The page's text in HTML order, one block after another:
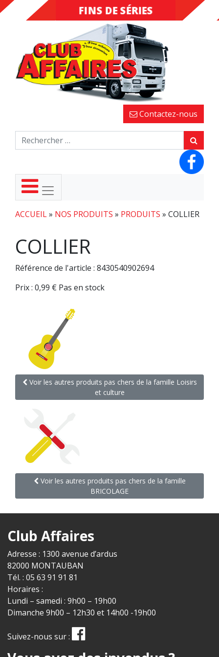
DESTOCKAGE
FINS DE SÉRIES
Contactez-nous
ACCUEIL» NOS PRODUITS » PRODUITS » COLLIER
COLLIER
Référence de l'article : 8430540902694
Prix : 0,99 € Pas en stock
Voir les autres produits pas chers de la famille Loisirs
et culture
Voir les autres produits pas chers de la famille
BRICOLAGE
Club Affaires
Adresse : 1300 avenue d’ardus
82000 MONTAUBAN
Tél. : 05 63 91 91 81
Horaires :
Lundi – samedi : 9h00 – 19h00
Dimanche 9h00 – 12h30 et 14h00 -19h00
Suivez-nous sur :